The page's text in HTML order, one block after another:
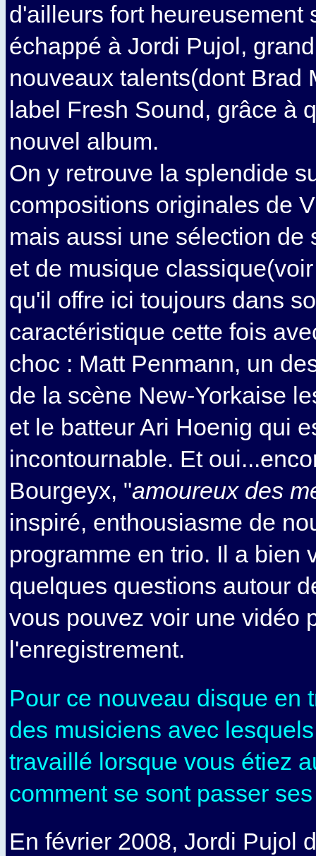
d'ailleurs fort heureusement
échappé à Jordi Pujol,
nouveaux talents(dont Brad
label Fresh Sound, grâce à
nouvel album.
On y retrouve la splendide
compositions originales de
mais aussi une sélection de
et de musique
qu'il offre ici toujours dans
caractéristique cette fois
choc : Matt Penmann, un
de la scène New-Yorkaise
et le batteur Ari Hoenig qui
incontournable. Et
Bourgeyx, "amoureux des
inspiré, enthousiasme de
programme en trio. Il a bien
quelques questions autour
vous pouvez voir une vidéo
l'enregistrement.
Pour ce nouveau disque en
des musiciens avec
travaillé lorsque vous étiez
comment se sont passer
En février 2008, Jordi Pujol